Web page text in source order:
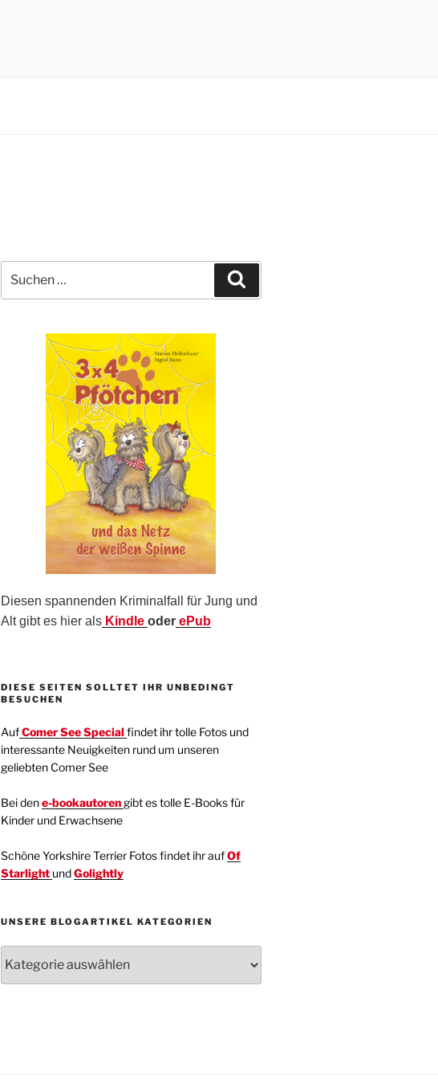
nach:
Diesen spannenden Kriminalfall für Jung und
Alt gibt es hier alsKindle oder ePub
DIESE SEITEN SOLLTET IHR UNBEDINGT
BESUCHEN
AufComer See Specialfindet ihr tolle Fotos und
interessante Neuigkeiten rund um unseren
geliebten Comer See
Bei den e-bookautoren gibt es tolle E-Books für
Kinder und Erwachsene
Schöne Yorkshire Terrier Fotos findet ihr aufOf
Starlight undGolightly
UNSERE BLOGARTIKEL KATEGORIEN
Blogartikel
Kategorien